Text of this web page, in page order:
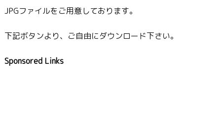
JPGファイルをご用意しております。
下記ボタンより、ご自由にダウンロード下さい。
Sponsored Links